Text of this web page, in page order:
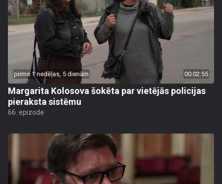
pirms 1 nedēļas, 5 dienām 00:02:55
Margarita Kolosova šokēta par vietējās policijas
pieraksta sistēmu
66. epizode